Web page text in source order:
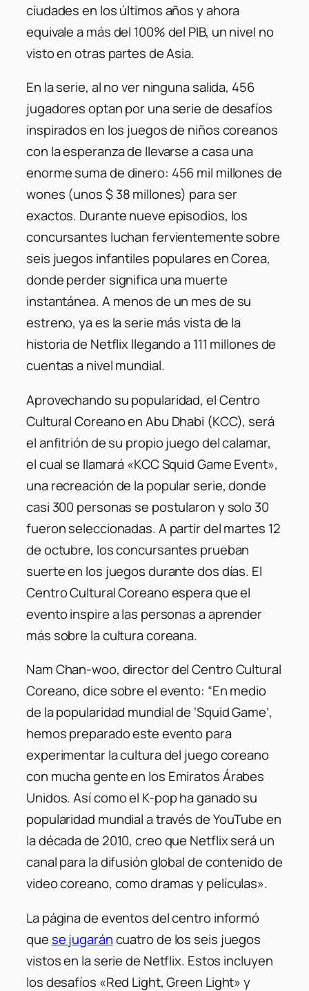
ciudades en los últimos años y ahora
equivale a más del 100% del PIB, un nivel no
visto en otras partes de Asia.
En la serie, al no ver ninguna salida, 456
jugadores optan por una serie de desafíos
inspirados en los juegos de niños coreanos
con la esperanza de llevarse a casa una
enorme suma de dinero: 456 mil millones de
wones (unos $ 38 millones) para ser
exactos. Durante nueve episodios, los
concursantes luchan fervientemente sobre
seis juegos infantiles populares en Corea,
donde perder significa una muerte
instantánea. A menos de un mes de su
estreno, ya es la serie más vista de la
historia de Netflix llegando a 111 millones de
cuentas a nivel mundial.
Aprovechando su popularidad, el Centro
Cultural Coreano en Abu Dhabi (KCC), será
el anfitrión de su propio juego del calamar,
el cual se llamará «KCC Squid Game Event»,
una recreación de la popular serie, donde
casi 300 personas se postularon y solo 30
fueron seleccionadas. A partir del martes 12
de octubre, los concursantes prueban
suerte en los juegos durante dos días. El
Centro Cultural Coreano espera que el
evento inspire a las personas a aprender
más sobre la cultura coreana.
Nam Chan-woo, director del Centro Cultural
Coreano, dice sobre el evento: “En medio
de la popularidad mundial de ‘Squid Game’,
hemos preparado este evento para
experimentar la cultura del juego coreano
con mucha gente en los Emiratos Árabes
Unidos. Así como el K-pop ha ganado su
popularidad mundial a través de YouTube en
la década de 2010, creo que Netflix será un
canal para la difusión global de contenido de
video coreano, como dramas y películas».
La página de eventos del centro informó
quese jugaráncuatro de los seis juegos
vistos en la serie de Netflix. Estos incluyen
los desafíos «Red Light, Green Light» y